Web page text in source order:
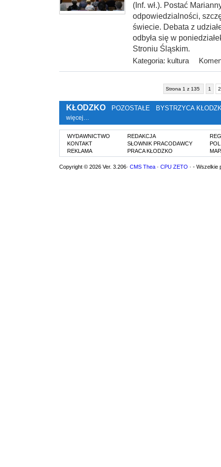
(Inf. wł.). Postać
odpowiedzialności,
świecie. Debata z
odbyła się w
Stroniu Śląskim.
Kategoria: kultura
Strona 1 z 135 1 2
KŁODZKO POZOSTAŁE BYSTRZYCA
więcej…
WYDAWNICTWO
KONTAKT
REKLAMA
REDAKCJA
SŁOWNIK PRACODAWCY
PRACA KŁODZKO
Copyright © 2026 Ver. 3.206· CMS Thea · CPU ZETO · - Wszelkie